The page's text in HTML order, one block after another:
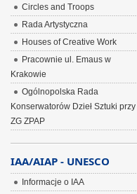
Circles and Troops
Rada Artystyczna
Houses of Creative Work
Pracownie ul. Emaus w
Krakowie
Ogólnopolska Rada
Konserwatorów Dzieł Sztuki przy
ZG ZPAP
IAA/AIAP - UNESCO
Informacje o IAA